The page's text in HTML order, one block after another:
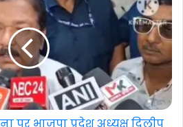
भाजपा प्रदेश अध्यक्ष दिलीप